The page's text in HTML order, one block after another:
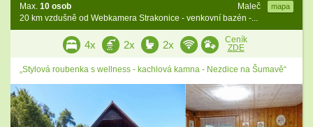
Maleč mapa
Max. 10 osob
20 km vzdušně od Webkamera Strakonice - venkovní bazén -...
4x 2x 2x
Ceník
ZDE
„Stylová roubenka s wellness - kachlová kamna - Nezdice na Šumavě“